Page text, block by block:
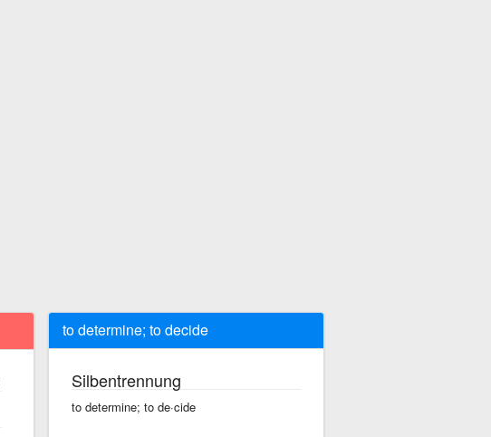
to determine; to decide
Silbentrennung
to determine; to de·cide